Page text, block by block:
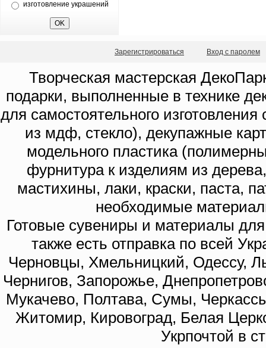
изготовление украшений
Зарегистрироваться Вход с паролем
Творческая мастерская
подарки, выполненные в технике
для самостоятельного
из мдф, стекло), декупажные
модельного пластика
фурнитура к изделиям из
мастихины, лаки, краски, паста,
необходимые
Готовые сувениры и материалы
также есть отправка по всей
Черновцы, Хмельницкий, Одессу,
Чернигов, Запорожье,
Мукачево, Полтава, Сумы,
Житомир, Кировоград, Белая
Укрпочтой в